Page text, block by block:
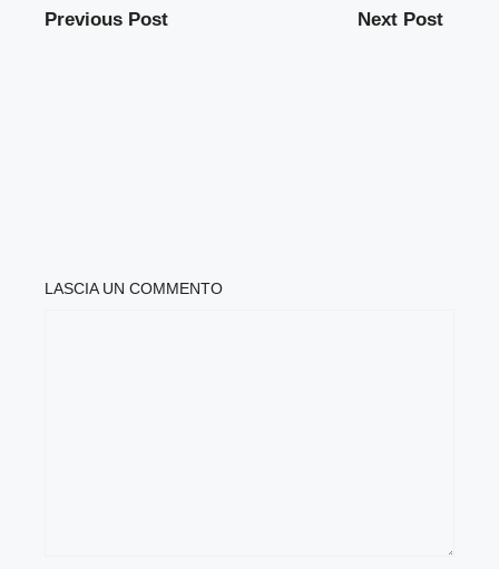
Previous Post Next Post
LASCIA UN COMMENTO